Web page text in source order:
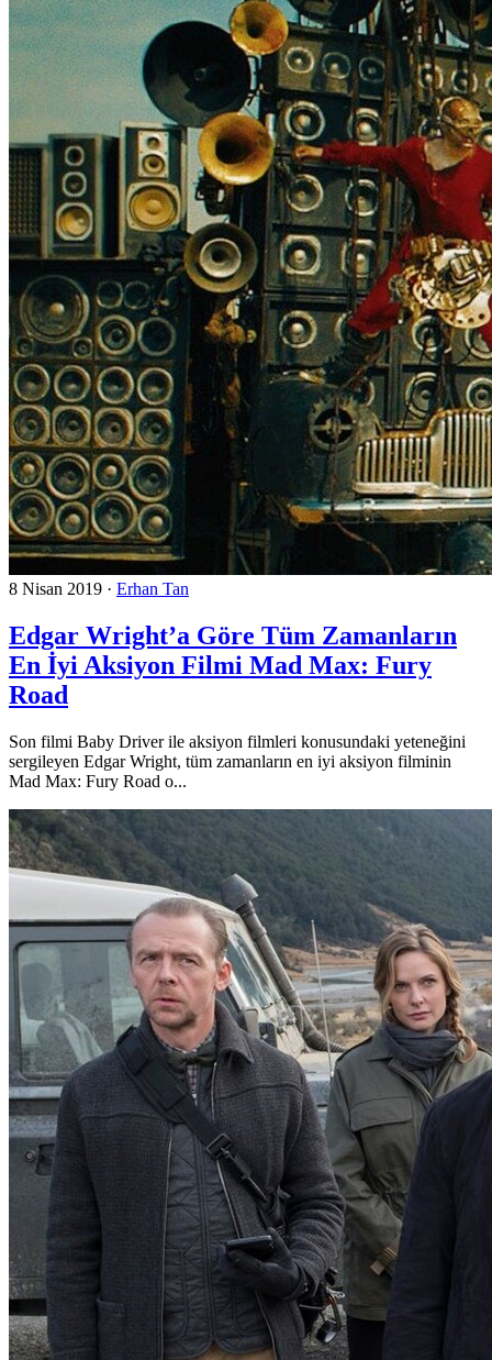
8 Nisan 2019 · Erhan Tan
Edgar Wright’a Göre Tüm Zamanların
En İyi Aksiyon Filmi Mad Max: Fury
Road
Son filmi Baby Driver ile aksiyon filmleri konusundaki yeteneğini
sergileyen Edgar Wright, tüm zamanların en iyi aksiyon filminin
Mad Max: Fury Road o...